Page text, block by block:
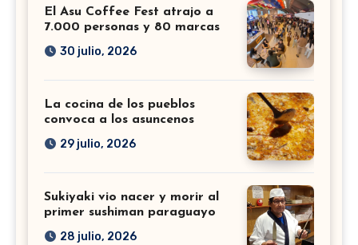
El Asu Coffee Fest atrajo a
7.000 personas y 80 marcas
30 julio, 2026
La cocina de los pueblos
convoca a los asuncenos
29 julio, 2026
Sukiyaki vio nacer y morir al
primer sushiman paraguayo
28 julio, 2026